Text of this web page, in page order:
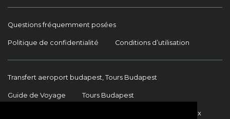
Questions fréquemment posées
Politique de confidentialité Conditions d’utilisation
Transfert aeroport budapest, Tours Budapest
Guide de Voyage Tours Budapest
Transferts internationaux